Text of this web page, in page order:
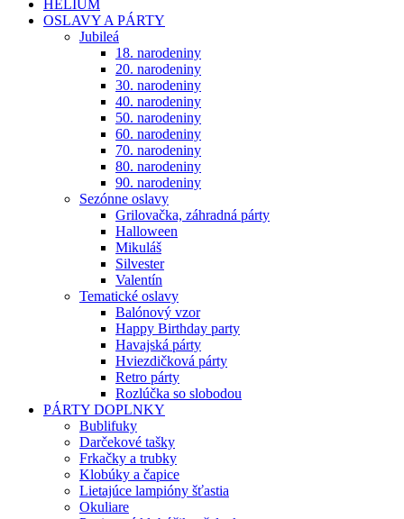
HÉLIUM
OSLAVY A PÁRTY
Jubileá
18. narodeniny
20. narodeniny
30. narodeniny
40. narodeniny
50. narodeniny
60. narodeniny
70. narodeniny
80. narodeniny
90. narodeniny
Sezónne oslavy
Grilovačka, záhradná párty
Halloween
Mikuláš
Silvester
Valentín
Tematické oslavy
Balónový vzor
Happy Birthday party
Havajská párty
Hviezdičková párty
Retro párty
Rozlúčka so slobodou
PÁRTY DOPLNKY
Bublifuky
Darčekové tašky
Frkačky a trubky
Klobúky a čapice
Lietajúce lampióny šťastia
Okuliare